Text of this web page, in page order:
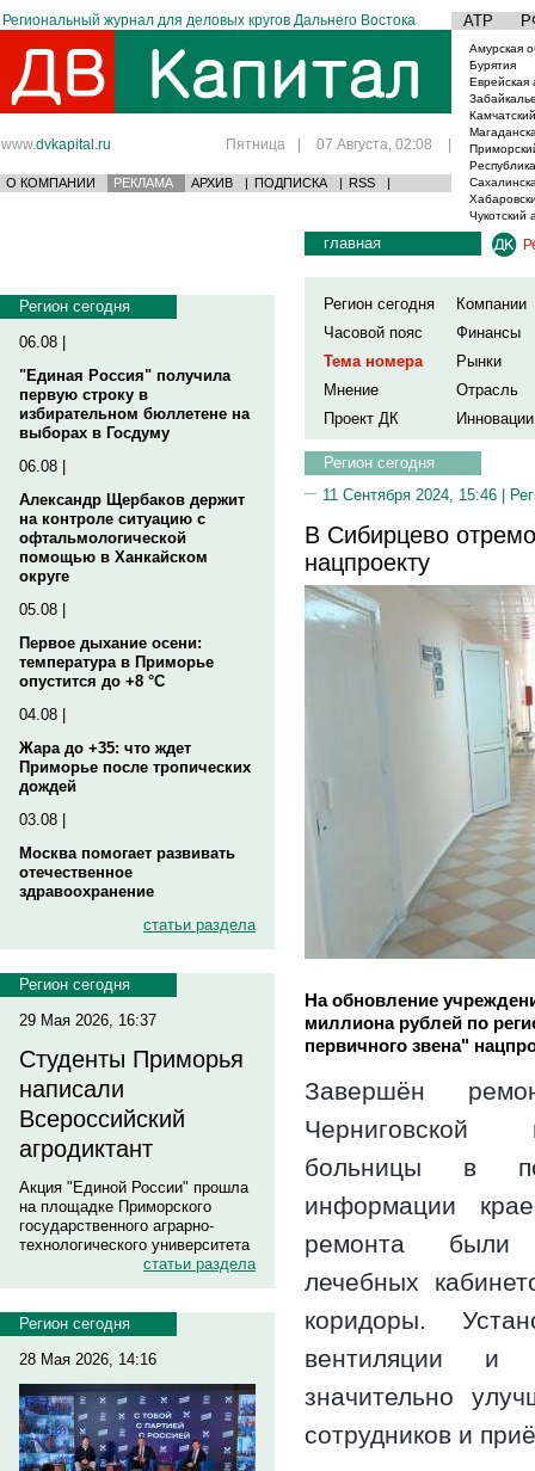
Региональный журнал для деловых кругов Дальнего Востока АТР
www.dvkapital.ru Пятница | 07 Августа, 02:08 |
О КОМПАНИИ РЕКЛАМА АРХИВ | ПОДПИСКА | RSS |
Амурская
Бурятия
Еврейская
Чукотский
Регион сегодня
06.08 |
"Единая Россия" получила
первую строку в
избирательном бюллетене на
выборах в Госдуму
06.08 |
Александр Щербаков держит
на контроле ситуацию с
офтальмологической
помощью в Ханкайском
округе
05.08 |
Первое дыхание осени:
температура в Приморье
опустится до +8 °C
04.08 |
Жара до +35: что ждет
Приморье после тропических
дождей
03.08 |
Москва помогает развивать
отечественное
здравоохранение
статьи раздела
Регион сегодня
29 Мая 2026, 16:37
Студенты Приморья
написали
Всероссийский
агродиктант
Акция "Единой России" прошла
на площадке Приморского
государственного аграрно-
технологического университета
статьи раздела
Регион сегодня
28 Мая 2026, 14:16
главная
Регион сегодня
Компании
Часовой пояс
Финансы
Тема номера
Рынки
Мнение
Отрасль
Проект ДК
Инновации
Регион сегодня
11 Сентября 2024, 15:46 |
В Сибирцево
нацпроекту
На обновление
миллиона рублей по
первичного звена"
Завершён
Черниговской
больницы в
информации
ремонта были
лечебных
коридоры.
вентиляции и
значительно
сотрудников и